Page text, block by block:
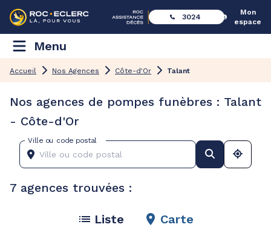
3024
Mon
espace
Menu
Accueil Nos Agences Côte-d'Or Talant
Nos agences de pompes funèbres : Talant
- Côte-d'Or
Ville ou code postal
7 agences trouvées :
Liste Carte